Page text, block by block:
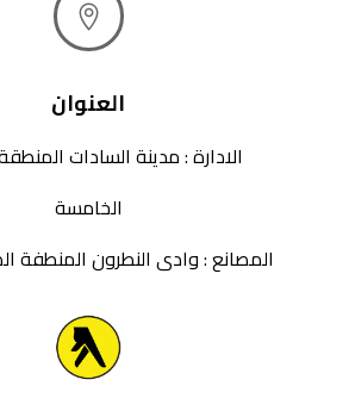

العنوان
الادارة : مدينة السادات
الخامسة
المصانع : وادى النطرون المنطفة